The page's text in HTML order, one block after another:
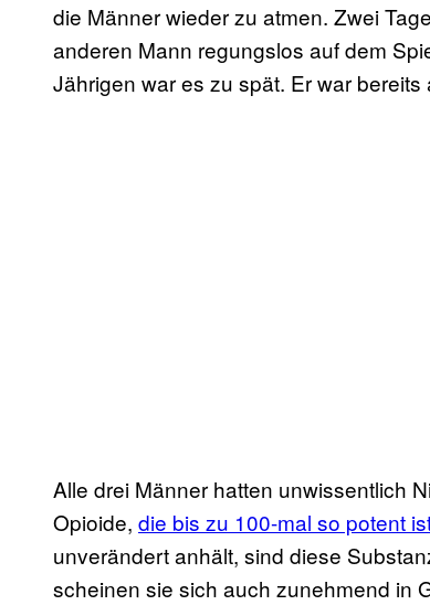
die Männer wieder zu atmen. Zwei
anderen Mann regungslos auf dem
Jährigen war es zu spät. Er war
Alle drei Männer hatten unwissentlich
Opioide, die bis zu 100-mal so potent
unverändert anhält, sind diese
scheinen sie sich auch zunehmend in